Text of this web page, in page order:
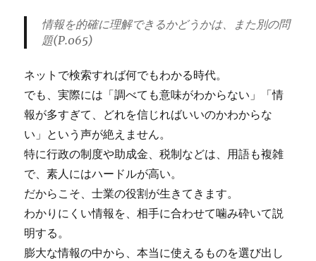
情報を的確に理解できるかどうかは、また別の問
題(P.065)
ネットで検索すれば何でもわかる時代。
でも、実際には「調べても意味がわからない」「情
報が多すぎて、どれを信じればいいのかわからな
い」という声が絶えません。
特に行政の制度や助成金、税制などは、用語も複雑
で、素人にはハードルが高い。
だからこそ、士業の役割が生きてきます。
わかりにくい情報を、相手に合わせて噛み砕いて説
明する。
膨大な情報の中から、本当に使えるものを選び出し